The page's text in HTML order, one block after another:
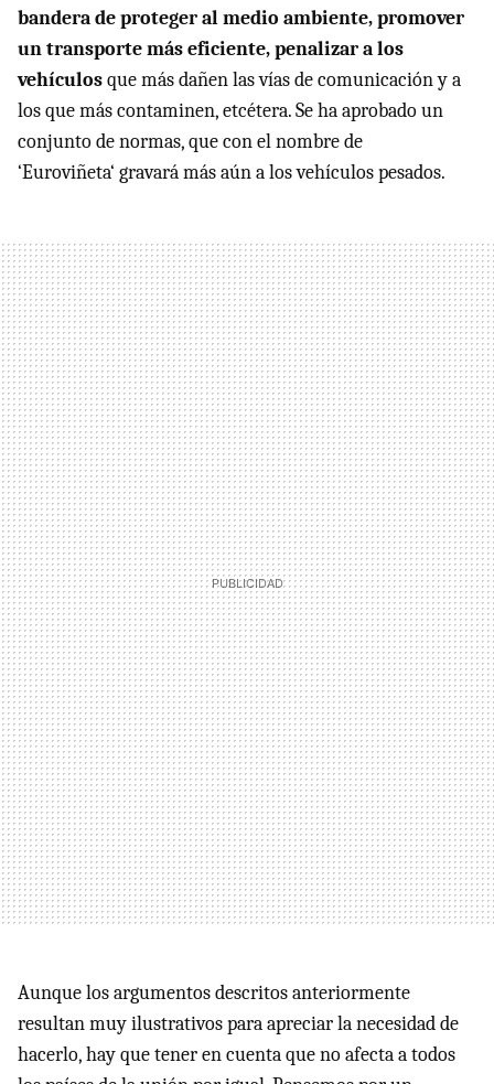
bandera de proteger al medio ambiente, promover
un transporte más eficiente, penalizar a los
vehículosque más dañen las vías de comunicación y a
los que más contaminen, etcétera. Se ha aprobado un
conjunto de normas, que con el nombre de
‘Euroviñeta‘ gravará más aún a los vehículos pesados.
Aunque los argumentos descritos anteriormente
resultan muy ilustrativos para apreciar la necesidad de
hacerlo, hay que tener en cuenta que no afecta a todos